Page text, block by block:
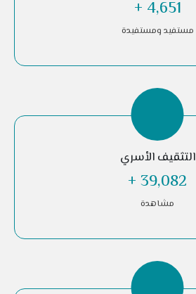
10,947
+
مستفيد ومستفيدة
التثقيف الأسري
92,034
+
مشاهدة